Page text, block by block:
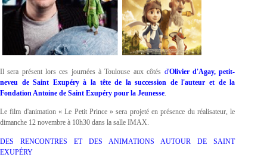
Il sera présent lors ces journées à Toulouse aux côtés d'Olivier d'Agay, petit-
neveu de Saint Exupéry à la tête de la succession de l'auteur et de la
Fondation Antoine de Saint Exupéry pour la Jeunesse.
Le film d'animation « Le Petit Prince » sera projeté en présence du réalisateur, le
dimanche 12 novembre à 10h30 dans la salle IMAX.
DES RENCONTRES ET DES ANIMATIONS AUTOUR DE SAINT
EXUPÉRY